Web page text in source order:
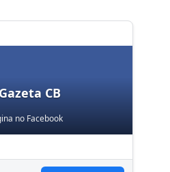
CB
no Facebook